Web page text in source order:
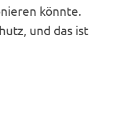
könnte.
und das ist